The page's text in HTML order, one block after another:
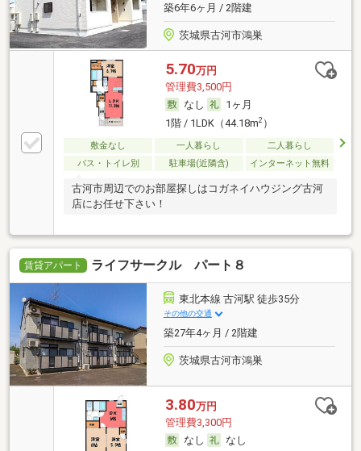
築6年6ヶ月 / 2階建
茨城県古河市鴻巣
5.70万円
管理費3,500円
なし
1ヶ月
1階 / 1LDK（44.18m2）
敷金なし 一人暮らし
二人暮らし
バス・トイレ別
駐車場(近隣含) インターネット無料
古河市周辺でのお部屋探しはコガネイハウジング古河
店にお任せ下さい！
賃貸アパート ライフサークル パート８
東北本線 古河駅 徒歩35分
その他の交通
築27年4ヶ月 / 2階建
茨城県古河市鴻巣
3.80万円
管理費3,300円
なし
なし